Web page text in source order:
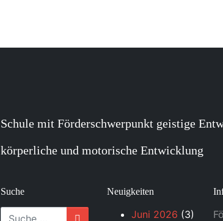
Schule mit Förderschwerpunkt geistige
körperliche und motorische Entwicklung
Suche
Suche
Neuigkeiten
Juni 2026 (3)